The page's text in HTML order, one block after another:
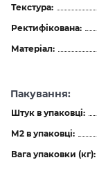
Текстура:
Ректифікована:
Матеріал:
Пакування:
Штук в упаковці:
М2 в упаковці:
Вага упаковки (кг):